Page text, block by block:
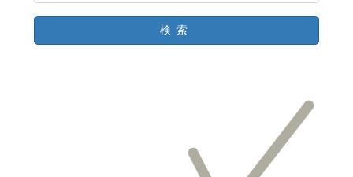
検索